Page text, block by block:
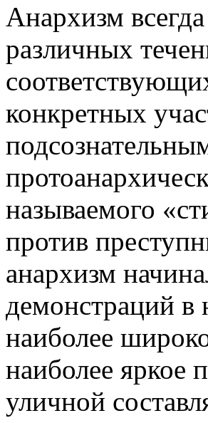
Анархизм
различных
конкретных
называемого
против
анархизм
демонстраций в
наиболее
наиболее яркое
уличной